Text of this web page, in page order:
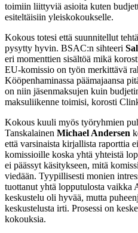
toimiin liittyviä asioita kuten
esiteltäisiin yleiskokoukselle.
Kokous totesi että suunnitellut
pysytty hyvin. BSAC:n sihteeri
eri momenttien sisältöä mikä
EU-komissio on työn merkittävä
Kööpenhaminassa päämajaansa
on niin jäsenmaksujen kuin
maksuliikenne toimisi, korosti
Kokous kuuli myös työryhmien
Tanskalainen Michael Andersen
että varsinaista kirjallista raporttia
komissioille koska yhtä yhteistä
ei päässyt käsitykseen, mitä
viedään. Tyypillisesti monien
tuottanut yhtä lopputulosta vaikka
keskustelu oli hyvää, mutta
keskustelusta irti. Prosessi on
kokouksia.